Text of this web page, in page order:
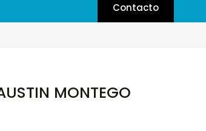
Contacto
MONTEGO